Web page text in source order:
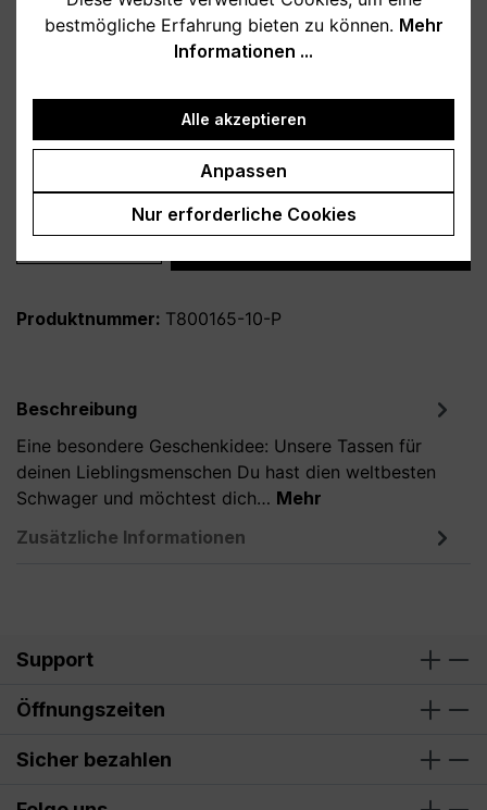
weiß
schwarz hellblau
rosa
türkis grau
dunkelblau
lila
Varianteauswählen
ohne Personalisierung
Produkt Anzahl: Gib den gewünschten
Produktnummer: T800165-10-P
Beschreibung
Eine besondere Geschenkidee: Unsere Tassen für
deinen Lieblingsmenschen Du hast dien weltbesten
Schwager und möchtest dich… Mehr
Zusätzliche Informationen
Support
Öffnungszeiten
Sicher bezahlen
bestmögliche Erfahrung bieten zu können. Mehr
Informationen ...
Alle akzeptieren
Anpassen
Nur erforderliche Cookies